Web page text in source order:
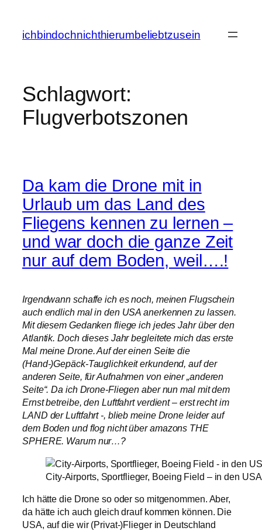
springen
ichbindochnichthierumbeliebtzusein
Schlagwort:
Flugverbotszonen
Da kam die Drone mit in
Urlaub um das Land des
Fliegens kennen zu lernen –
und war doch die ganze Zeit
nur auf dem Boden, weil….!
Irgendwann schaffe ich es noch, meinen Flugschein
auch endlich mal in den USA anerkennen zu lassen.
Mit diesem Gedanken fliege ich jedes Jahr über den
Atlantik. Doch dieses Jahr begleitete mich das erste
Mal meine Drone. Auf der einen Seite die
(Hand-)Gepäck-Tauglichkeit erkundend, auf der
anderen Seite, für Aufnahmen von einer „anderen
Seite“. Da ich Drone-Fliegen aber nun mal mit dem
Ernst betreibe, den Luftfahrt verdient – erst recht im
LAND der Luftfahrt -, blieb meine Drone leider auf
dem Boden und flog nicht über amazons THE
SPHERE. Warum nur…?
City-Airports, Sportflieger, Boeing Field – in den
Ich hätte die Drone so oder so mitgenommen. Aber,
da hätte ich auch gleich drauf kommen können. Die
USA, auf die wir (Privat-)Flieger in Deutschland